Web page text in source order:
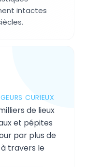
intactes
CURIEUX
de lieux
et pépites
par plus de
à travers le